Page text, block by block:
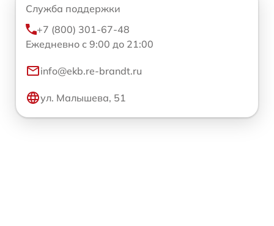
Служба поддержки
+7 (800) 301-67-48
Ежедневно с 9:00 до 21:00
info@ekb.re-brandt.ru
ул. Малышева, 51